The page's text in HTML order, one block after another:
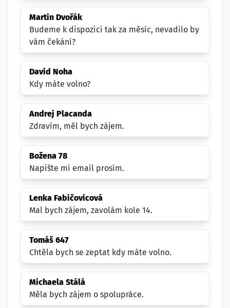
Martin Dvořák
Budeme k dispozici tak za měsíc, nevadilo by
vám čekání?
David Noha
Kdy máte volno?
Andrej Placanda
Zdravím, měl bych zájem.
Božena 78
Napište mi email prosím.
Lenka Fabičovicová
Mal bych zájem, zavolám kole 14.
Tomáš 647
Chtěla bych se zeptat kdy máte volno.
Michaela Stálá
Měla bych zájem o spolupráce.